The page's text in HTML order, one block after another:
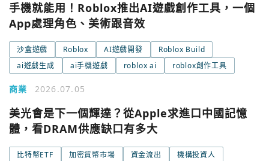
手機就能用！Roblox推出AI遊戲創作工具，一個
App處理角色、美術跟音效
沙盒遊戲 Roblox AI遊戲開發
Roblox Build
ai遊戲生成
ai手機遊戲 roblox ai roblox創作工具
商業 2026.07.05
美光會是下一個輝達？從Apple求進口中國記憶
體，看DRAM供應缺口有多大
比特幣ETF 加密貨幣市場 資金流出
機構投資人